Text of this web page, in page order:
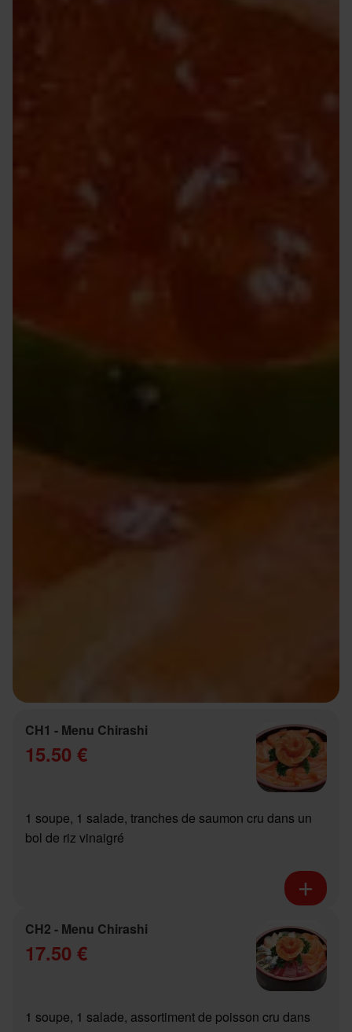
CH1 - Menu Chirashi
15.50 €
1 soupe, 1 salade, tranches de saumon cru dans un
bol de riz vinaigré
CH2 - Menu Chirashi
17.50 €
1 soupe, 1 salade, assortiment de poisson cru dans